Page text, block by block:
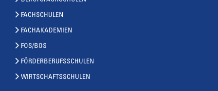
FACHSCHULEN
FACHAKADEMIEN
FOS/BOS
FÖRDERBERUFSSCHULEN
WIRTSCHAFTSSCHULEN